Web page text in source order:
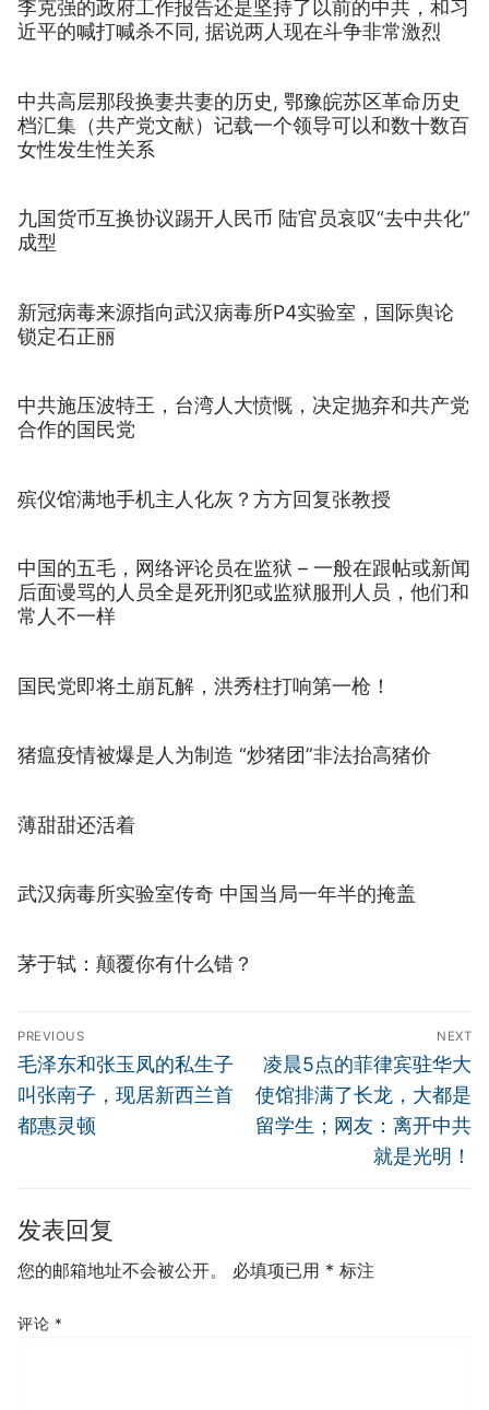
李克强的政府工作报告还是坚持了以前的中共，和习
近平的喊打喊杀不同, 据说两人现在斗争非常激烈
中共高层那段换妻共妻的历史, 鄂豫皖苏区革命历史
档汇集（共产党文献）记载一个领导可以和数十数百
女性发生性关系
九国货币互换协议踢开人民币 陆官员哀叹“去中共化”
成型
新冠病毒来源指向武汉病毒所P4实验室，国际舆论
锁定石正丽
中共施压波特王，台湾人大愤慨，决定抛弃和共产党
合作的国民党
殡仪馆满地手机主人化灰？方方回复张教授
中国的五毛，网络评论员在监狱 – 一般在跟帖或新闻
后面谩骂的人员全是死刑犯或监狱服刑人员，他们和
常人不一样
国民党即将土崩瓦解，洪秀柱打响第一枪！
猪瘟疫情被爆是人为制造 “炒猪团”非法抬高猪价
薄甜甜还活着
武汉病毒所实验室传奇 中国当局一年半的掩盖
茅于轼：颠覆你有什么错？
文
章
导
航
PREVIOUS
Previous
post:
毛泽东和张玉凤的私生子
叫张南子，现居新西兰首
都惠灵顿
NEXT
Next
post:
凌晨5点的菲律宾驻华大
使馆排满了长龙，大都是
留学生；网友：离开中共
就是光明！
发表回复
您的邮箱地址不会被公开。 必填项已用 * 标注
评论 *